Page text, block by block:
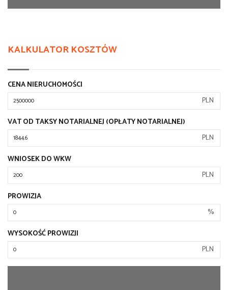
KALKULATOR KOSZTÓW
CENA NIERUCHOMOŚCI
PLN
VAT OD TAKSY NOTARIALNEJ (OPŁATY NOTARIALNEJ)
PLN
WNIOSEK DO WKW
PLN
PROWIZJA
%
WYSOKOŚĆ PROWIZJI
PLN